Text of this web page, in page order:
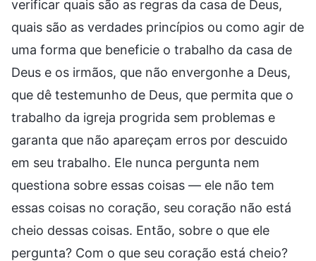
verificar quais são as regras da casa de Deus,
quais são as verdades princípios ou como agir de
uma forma que beneficie o trabalho da casa de
Deus e os irmãos, que não envergonhe a Deus,
que dê testemunho de Deus, que permita que o
trabalho da igreja progrida sem problemas e
garanta que não apareçam erros por descuido
em seu trabalho. Ele nunca pergunta nem
questiona sobre essas coisas — ele não tem
essas coisas no coração, seu coração não está
cheio dessas coisas. Então, sobre o que ele
pergunta? Com o que seu coração está cheio?